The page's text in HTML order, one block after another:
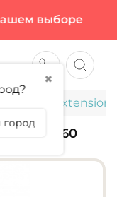
выборе
Life
100 МГ, 60
✖
город